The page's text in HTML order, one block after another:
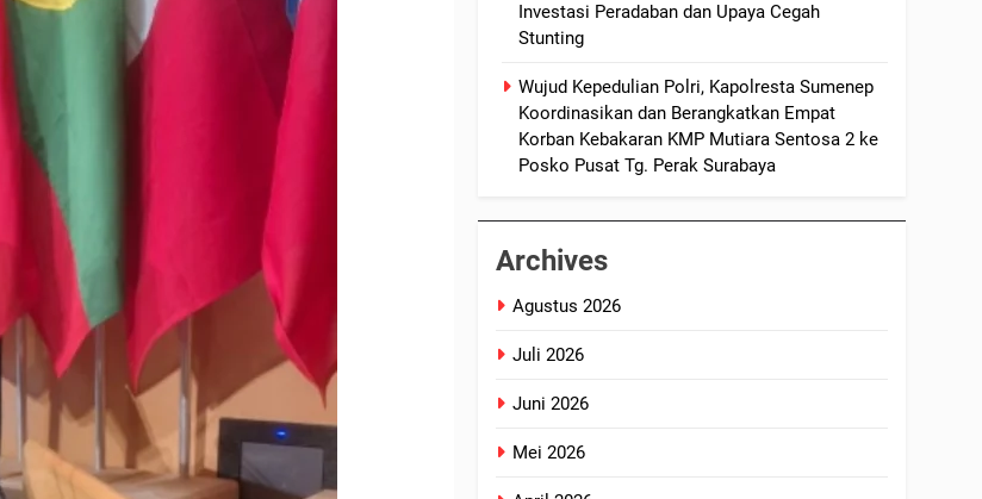
Investasi Peradaban dan Upaya Cegah
Stunting
Wujud Kepedulian Polri, Kapolresta Sumenep
Koordinasikan dan Berangkatkan Empat
Korban Kebakaran KMP Mutiara Sentosa 2 ke
Posko Pusat Tg. Perak Surabaya
Archives
Agustus 2026
Juli 2026
Juni 2026
Mei 2026